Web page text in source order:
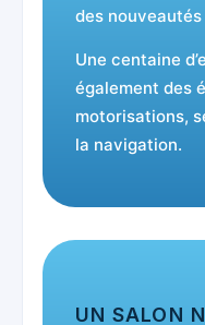
des
Une centaine
également des
motorisations,
la navigation.
UN SALON